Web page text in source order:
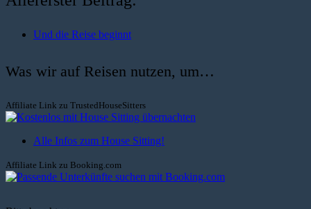
Und die Reise beginnt
Was wir auf Reisen nutzen, um…
Affiliate Link zu TrustedHouseSitters
Alle Infos zum House Sitting!
Affiliate Link zu Booking.com